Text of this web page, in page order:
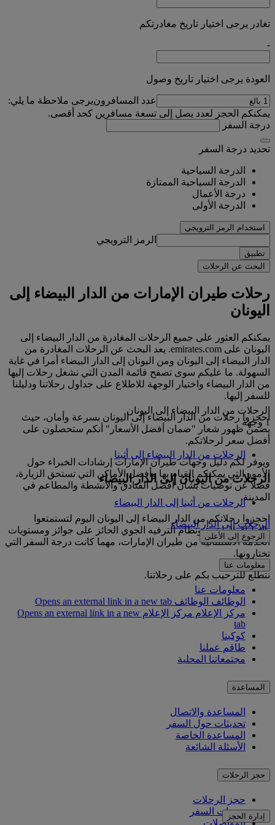
تغادر يرجى اختيار تاريخ مغادرتكم
-
العودة يرجى اختيار تاريخ وصول
عدد المسافرونيرجى ملاحظة ما يلي:
يمكنكم الحجز لعدد يصل إلى تسعة مسافرين كحد أقصى.
درجة السفر
تحديد درجة السفر
الدرجة السياحية
الدرجة السياحية الممتازة
درجة الأعمال
الدرجة الأولى
استخدام الرمز الترويجي
الرمز الترويجي
تطبيق
البحث عن الرحلات
رحلات طيران الإمارات من الدار البيضاء إلى
اليونان
يمكنكم العثور على جميع الرحلات المغادرة من الدار البيضاء إلى
اليونان على emirates.com. يعد البحث عن الرحلات المغادرة من
الدار البيضاء إلى اليونان ومن اليونان إلى الدار البيضاء أمرا في غاية
السهولة. ما عليكم سوى تصفح قائمة المدن التي نشغل رحلات إليها
من الدار البيضاء واختيار الوجهة للاطلاع على جداول رحلاتنا ودليلنا
للسفر إليها.
احجزوا رحلات من الدار البيضاء إلى اليونان بسرعة وأمان، حيث
يضمن ظهور شعار "ضمان أفضل الأسعار" أنكم ستحصلون على
أفضل سعر لرحلاتكم.
ويوفر لكم دليل وجهات طيران الإمارات إرشادات الخبراء حول
الأمور التي يمكنكم القيام بها وأفضل الأماكن التي تستحق الزيارة،
فضلا عن توصيات بشأن أفضل الفنادق والأنشطة والمطاعم في
المدينة.
احجزوا رحلاتكم من الدار البيضاء إلى اليونان اليوم لتستمتعوا
بالأطباق الفاخرة ونظام الترفيه الجوي الحائز على جوائز ومستويات
الخدمة الاستثنائية من طيران الإمارات، مهما كانت درجة السفر التي
تختارونها.
نتطلع للترحيب بكم على رحلاتنا.
الرحلات من الدار البيضاء إلى اليونان
1 وجهة
الرحلات من الدار البيضاء إلى أثينا
الرحلات من اليونان إلى الدار البيضاء
الرحلات من أثينا إلى الدار البيضاء
الرحلات إلى الدار البيضاء
الرجوع إلى الأعلى
معلومات عنا
معلومات عنا
الوظائف الوظائف Opens an external link in a new tab
مركز الإعلام
مركز الإعلام Opens an external link in a new
tab
كوكبنا
طاقم عملنا
مجتمعاتنا المحلية
المساعدة
المساعدة والاتصال
تحديثات حول السفر
المساعدة الخاصة
الأسئلة الشائعة
حجز الرحلات
حجز الرحلات
خدمات السفر
المواصلات
إدارة الحجز